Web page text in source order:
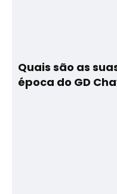
Quais são as
época do GD